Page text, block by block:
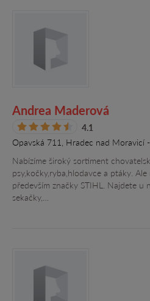
Andrea Maderová
4.1
Opavská 711, Hradec nad Moravicí
Nabízíme široký sortiment
psy,kočky,ryba,hlodavce a ptáky.
především značky STIHL. Najdete u
sekačky,…